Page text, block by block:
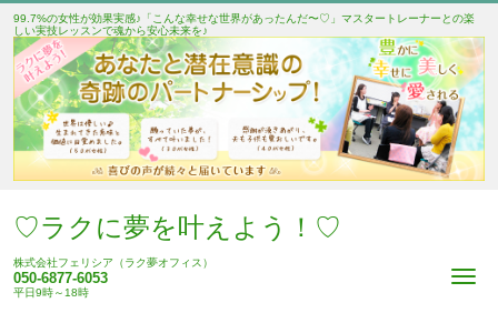
99.7%の女性が効果実感♪「こんな幸せな世界があったんだ〜♡」マスタートレーナーとの楽
しい実技レッスンで魂から安心未来を♪
♡ラクに夢を叶えよう！♡
株式会社フェリシア（ラク夢オフィス）
050-6877-6053
平日9時～18時